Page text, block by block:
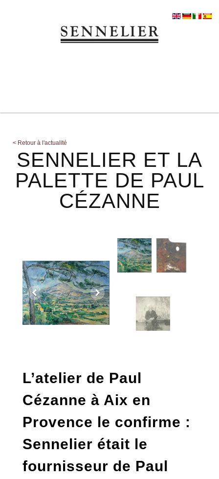
< Retour à l'actualité
SENNELIER ET LA
PALETTE DE PAUL
CÉZANNE
L’atelier de Paul
Cézanne à Aix en
Provence le confirme :
Sennelier était le
fournisseur de Paul